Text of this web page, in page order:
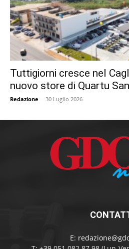
Tuttigiorni cresce nel
nuovo store di Quartu
Redazione - 30 Luglio 2026
E: